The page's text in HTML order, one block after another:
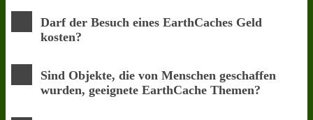
Darf der Besuch eines EarthCaches Geld
kosten?
Sind Objekte, die von Menschen geschaffen
wurden, geeignete EarthCache Themen?